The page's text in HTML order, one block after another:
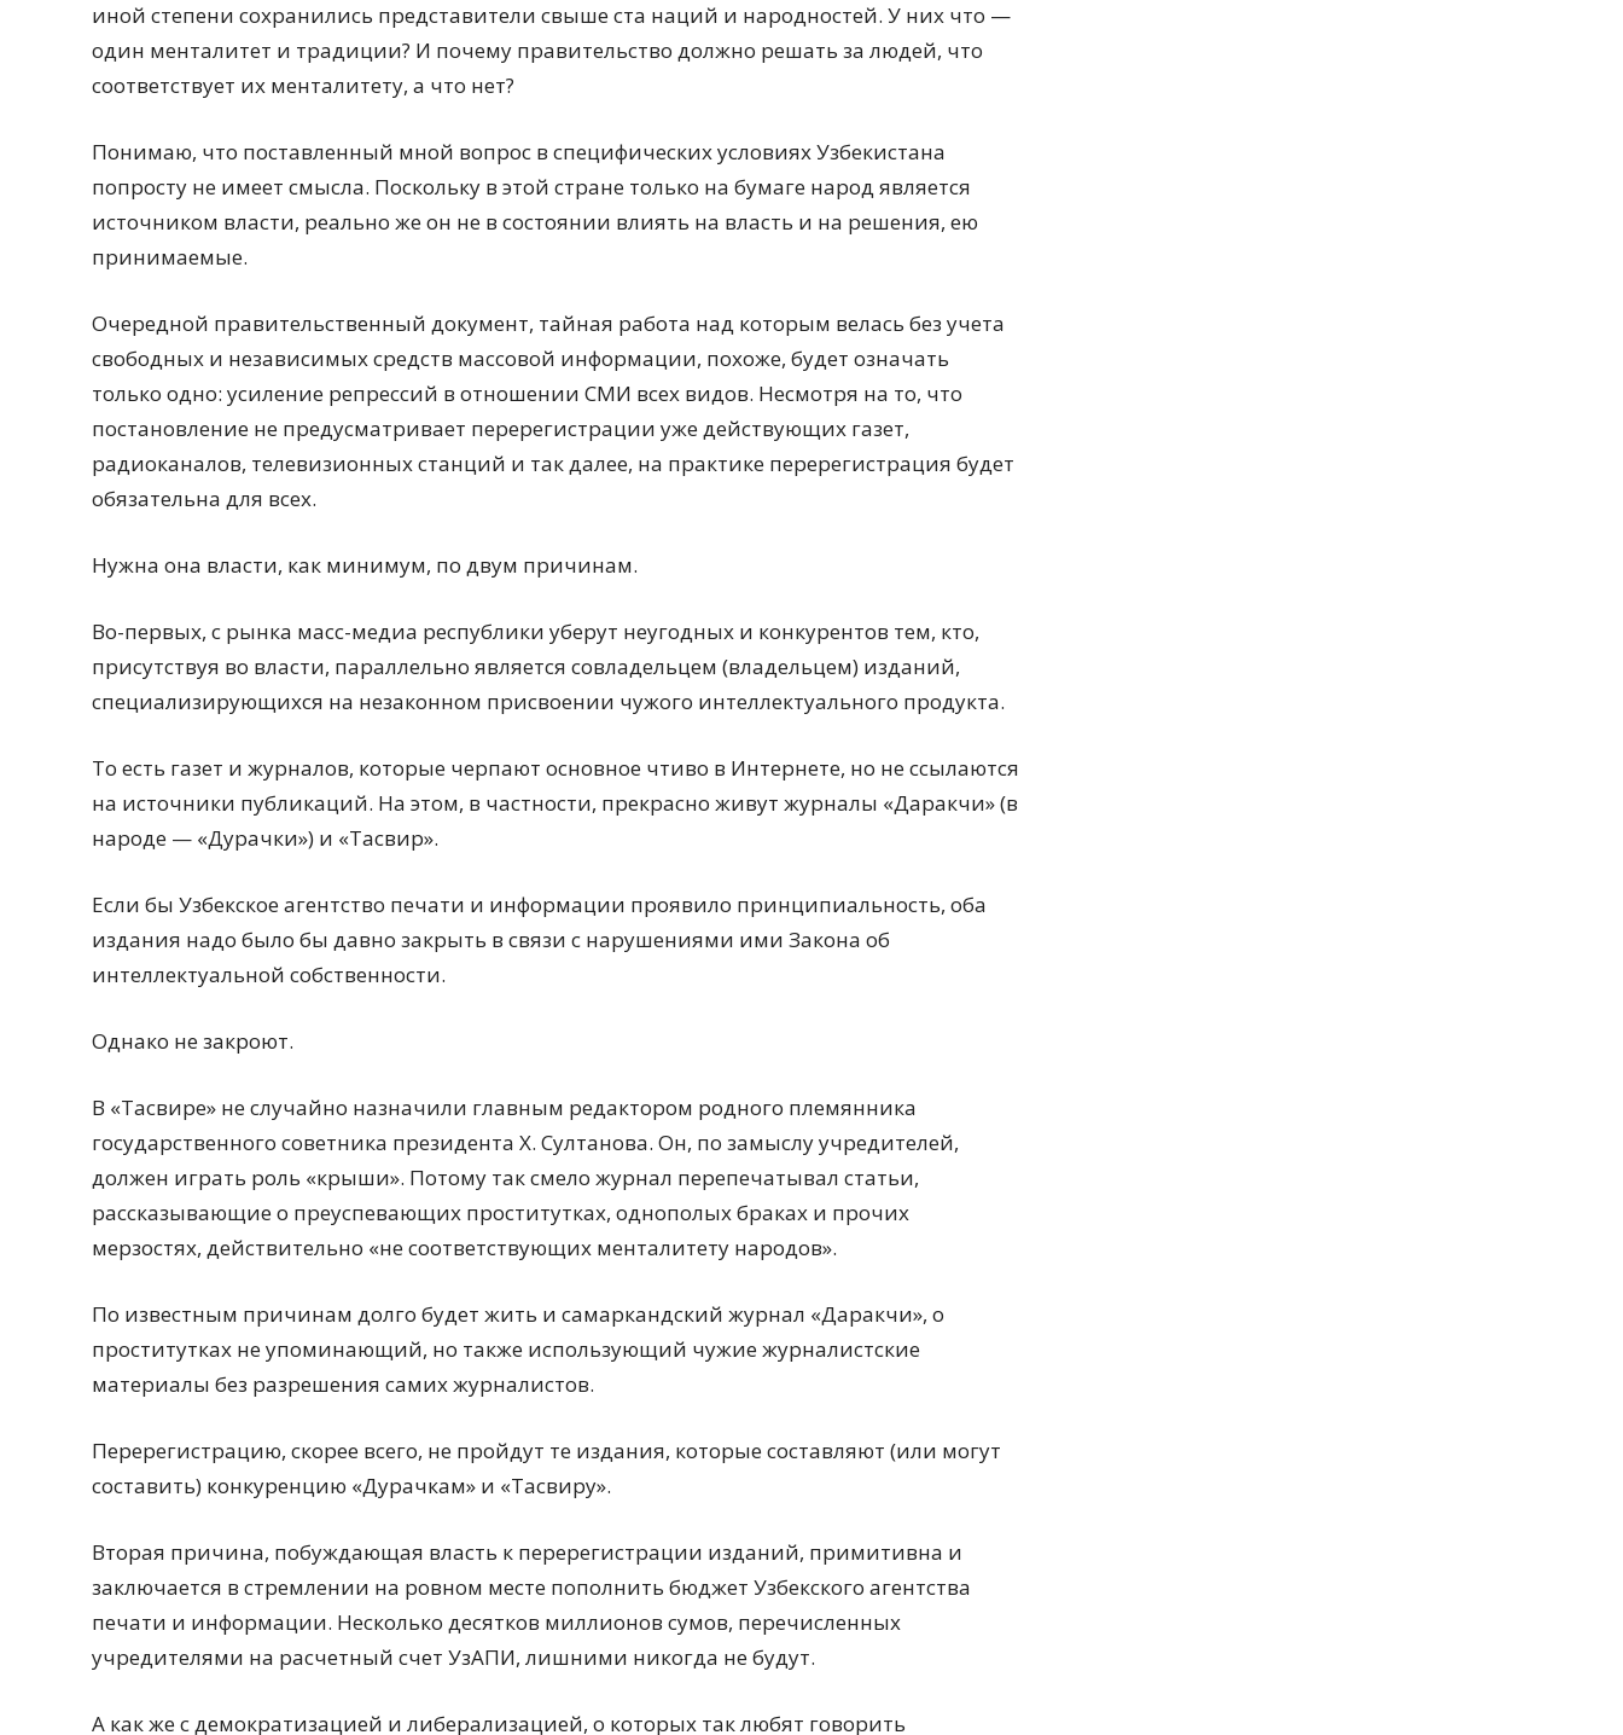
иной степени сохранились представители свыше ста наций и народностей. У них что —
один менталитет и традиции? И почему правительство должно решать за людей, что
соответствует их менталитету, а что нет?
Понимаю, что поставленный мной вопрос в специфических условиях Узбекистана
попросту не имеет смысла. Поскольку в этой стране только на бумаге народ является
источником власти, реально же он не в состоянии влиять на власть и на решения, ею
принимаемые.
Очередной правительственный документ, тайная работа над которым велась без учета
свободных и независимых средств массовой информации, похоже, будет означать
только одно: усиление репрессий в отношении СМИ всех видов. Несмотря на то, что
постановление не предусматривает перерегистрации уже действующих газет,
радиоканалов, телевизионных станций и так далее, на практике перерегистрация будет
обязательна для всех.
Нужна она власти, как минимум, по двум причинам.
Во-первых, с рынка масс-медиа республики уберут неугодных и конкурентов тем, кто,
присутствуя во власти, параллельно является совладельцем (владельцем) изданий,
специализирующихся на незаконном присвоении чужого интеллектуального продукта.
То есть газет и журналов, которые черпают основное чтиво в Интернете, но не ссылаются
на источники публикаций. На этом, в частности, прекрасно живут журналы «Даракчи» (в
народе — «Дурачки») и «Тасвир».
Если бы Узбекское агентство печати и информации проявило принципиальность, оба
издания надо было бы давно закрыть в связи с нарушениями ими Закона об
интеллектуальной собственности.
Однако не закроют.
В «Тасвире» не случайно назначили главным редактором родного племянника
государственного советника президента Х. Султанова. Он, по замыслу учредителей,
должен играть роль «крыши». Потому так смело журнал перепечатывал статьи,
рассказывающие о преуспевающих проститутках, однополых браках и прочих
мерзостях, действительно «не соответствующих менталитету народов».
По известным причинам долго будет жить и самаркандский журнал «Даракчи», о
проститутках не упоминающий, но также использующий чужие журналистские
материалы без разрешения самих журналистов.
Перерегистрацию, скорее всего, не пройдут те издания, которые составляют (или могут
составить) конкуренцию «Дурачкам» и «Тасвиру».
Вторая причина, побуждающая власть к перерегистрации изданий, примитивна и
заключается в стремлении на ровном месте пополнить бюджет Узбекского агентства
печати и информации. Несколько десятков миллионов сумов, перечисленных
учредителями на расчетный счет УзАПИ, лишними никогда не будут.
А как же с демократизацией и либерализацией, о которых так любят говорить